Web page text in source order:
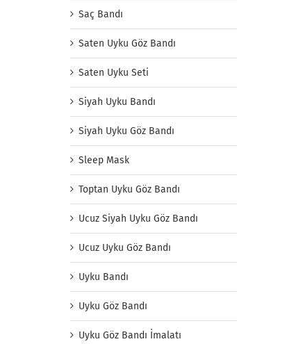
Saç Bandı
Saten Uyku Göz Bandı
Saten Uyku Seti
Siyah Uyku Bandı
Siyah Uyku Göz Bandı
Sleep Mask
Toptan Uyku Göz Bandı
Ucuz Siyah Uyku Göz Bandı
Ucuz Uyku Göz Bandı
Uyku Bandı
Uyku Göz Bandı
Uyku Göz Bandı İmalatı